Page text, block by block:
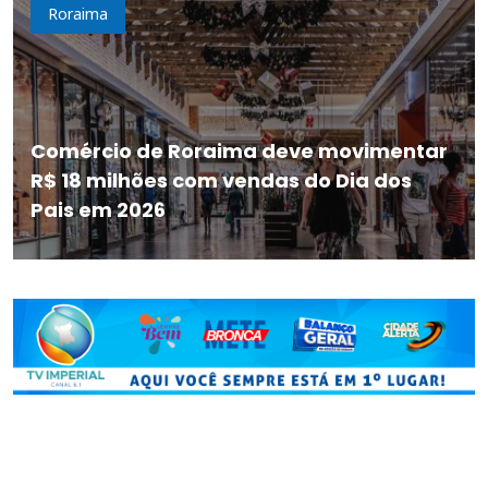
Roraima
Comércio de Roraima deve movimentar
R$ 18 milhões com vendas do Dia dos
Pais em 2026